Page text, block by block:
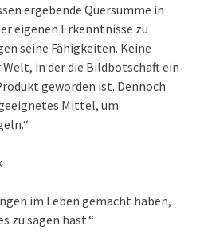
ergebende Quersumme in
eigenen Erkenntnisse zu
seine Fähigkeiten. Keine
in der die Bildbotschaft ein
geworden ist. Dennoch
Mittel, um
im Leben gemacht haben,
zu sagen hast.“